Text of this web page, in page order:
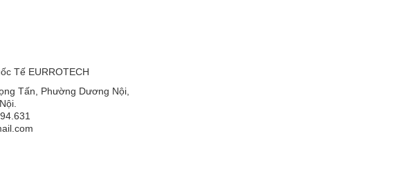
Tế EURROTECH
Tấn, Phường Dương Nội,